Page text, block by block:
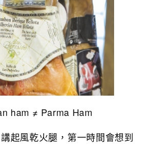
ham ≠ Parma Ham
起風乾火腿，第一時間會想到